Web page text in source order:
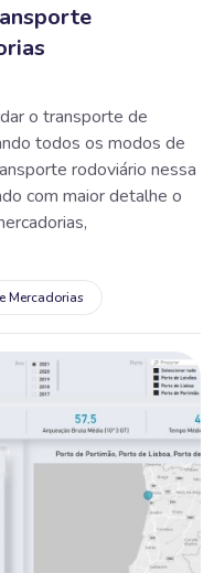
o transporte de
todos os modos de
rodoviário nessa
com maior detalhe o
Mercadorias